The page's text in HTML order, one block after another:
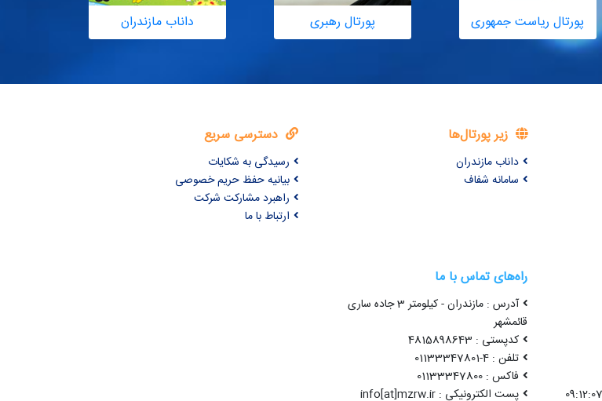
پورتال ریاست جمهوری پورتال رهبری داناب مازندران
زیر پورتال‌ها
داناب مازندران
سامانه شفاف
دسترسی سریع
رسیدگی به شکایات
بیانیه حفظ حریم خصوصی
راهبرد مشارکت شرکت
ارتباط با ما
راه‌های تماس با ما
آدرس : مازندران - کیلومتر 3 جاده ساری
قائمشهر
کدپستی : 4815898643
تلفن : 4-01133347801
فاکس : 01133347800
پست الکترونیکی : info[at]mzrw.ir